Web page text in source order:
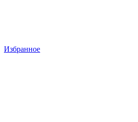
Избранное